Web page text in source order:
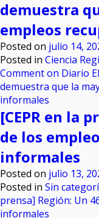
demuestra
empleos
Posted on julio 14,
Posted in Ciencia
Commenton Diario
demuestra que la
informales
[CEPR en la
de los
informales
Posted on julio 13,
Posted in Sin
prensa] Región: Un
informales